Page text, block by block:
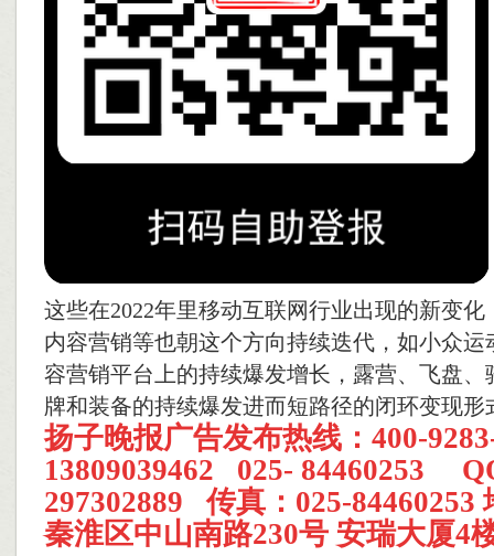
这些在2022年里移动互联网行业出现的新变
内容营销等也朝这个方向持续迭代，如小众运
容营销平台上的持续爆发增长，露营、飞盘、
牌和装备的持续爆发进而短路径的闭环变现形
扬子晚报广告发布热线：400-
13809039462 025- 84460253
297302889 传真：025-84460253
秦淮区中山南路230号 安瑞大厦4